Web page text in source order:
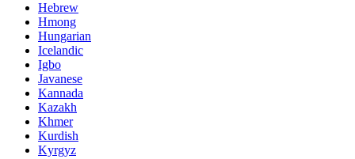
Hebrew
Hmong
Hungarian
Icelandic
Igbo
Javanese
Kannada
Kazakh
Khmer
Kurdish
Kyrgyz